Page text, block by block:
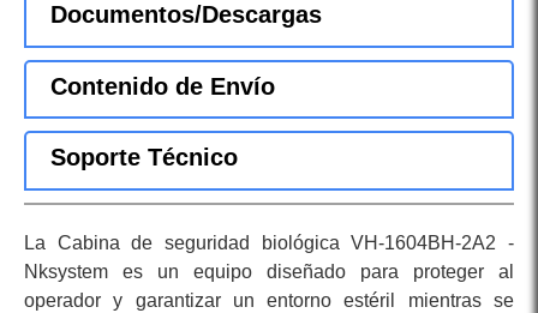
Documentos/Descargas
Contenido de Envío
Soporte Técnico
La Cabina de seguridad biológica VH-1604BH-2A2 -
Nksystem es un equipo diseñado para proteger al
operador y garantizar un entorno estéril mientras se